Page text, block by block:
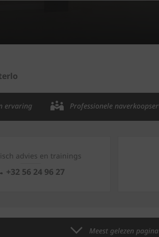
ervaring Professionele
advies en trainings
+32 56 24 96 27
Meest gelezen